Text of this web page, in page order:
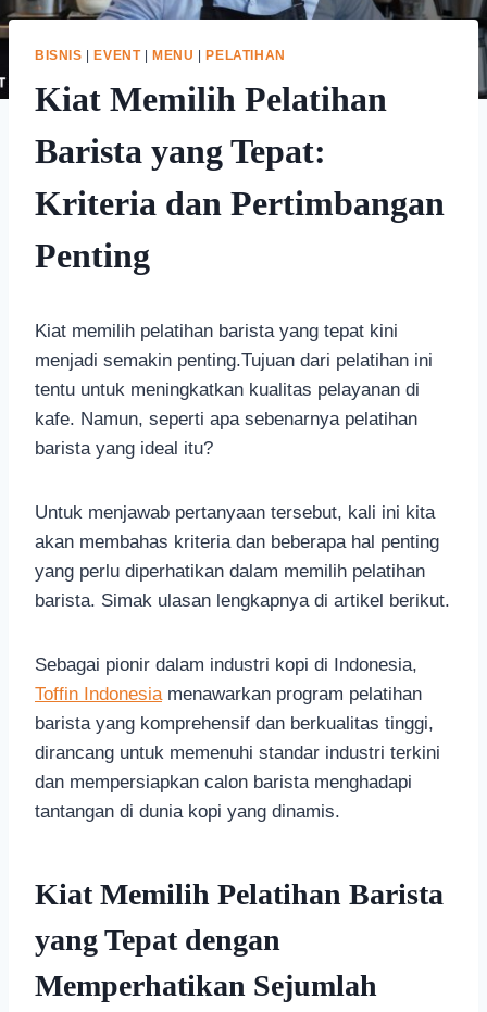
BISNIS |EVENT|MENU |PELATIHAN
Kiat Memilih Pelatihan
Barista yang Tepat:
Kriteria dan Pertimbangan
Penting
Kiat memilih pelatihan barista yang tepat kini
menjadi semakin penting.Tujuan dari pelatihan ini
tentu untuk meningkatkan kualitas pelayanan di
kafe. Namun, seperti apa sebenarnya pelatihan
barista yang ideal itu?
Untuk menjawab pertanyaan tersebut, kali ini kita
akan membahas kriteria dan beberapa hal penting
yang perlu diperhatikan dalam memilih pelatihan
barista. Simak ulasan lengkapnya di artikel berikut.
Sebagai pionir dalam industri kopi di Indonesia,
Toffin Indonesia menawarkan program pelatihan
barista yang komprehensif dan berkualitas tinggi,
dirancang untuk memenuhi standar industri terkini
dan mempersiapkan calon barista menghadapi
tantangan di dunia kopi yang dinamis.
Kiat Memilih Pelatihan Barista
yang Tepat dengan
Memperhatikan Sejumlah